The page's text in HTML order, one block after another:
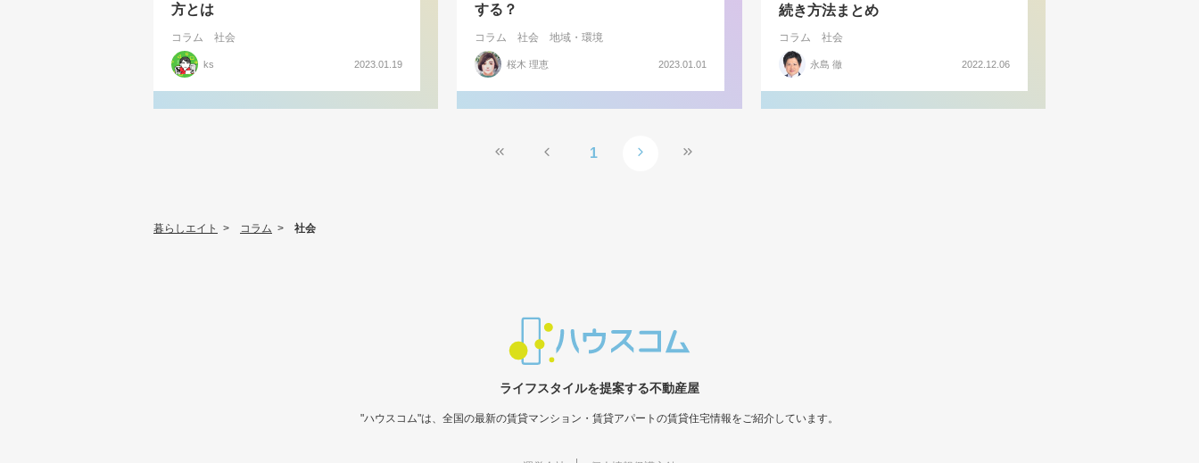
方とは
コラム 社会
ks 2023.01.19
する？
コラム 社会 地域・環境
桜木 理恵 2023.01.01
続き方法まとめ
コラム 社会
永島 徹 2022.12.06
1
暮らしエイト > コラム > 社会
ライフスタイルを提案する不動産屋
"ハウスコム"は、全国の最新の賃貸マンション・賃貸アパートの賃貸住宅情報をご紹介しています。